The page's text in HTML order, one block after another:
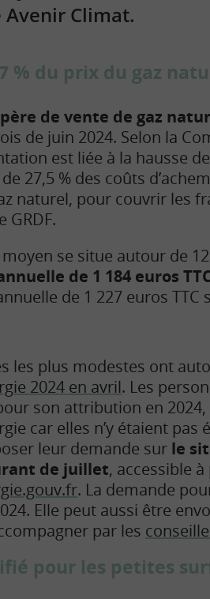
Avenir Climat.
% du prix du gaz
de vente de gaz
de juin 2024. Selon la
est liée à la hausse
27,5 % des coûts
naturel, pour couvrir les
GRDF.
se situe autour de
de 1 184 euros
de 1 227 euros TTC
les plus modestes ont
2024 en avril. Les
son attribution en 2024,
car elles n’y étaient pas
leur demande sur le
de juillet, accessible
. La demande
Elle peut aussi être
par les
pour les petites